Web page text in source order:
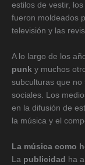
estilos de vestir,
fueron moldeados
televisión y las
A lo largo de los
punk y muchos
subculturas que no
sociales. Los
en la difusión de
la música y el
La música como
La publicidad ha